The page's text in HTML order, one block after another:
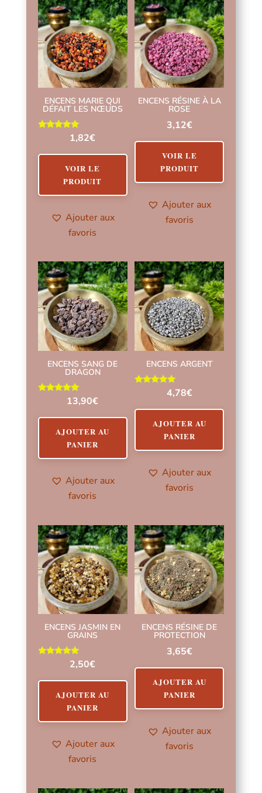
ENCENS MARIE QUI
DÉFAIT LES NŒUDS
1,82€
VOIR LE
PRODUIT
Ajouter aux
favoris
ENCENS RÉSINE À LA
ROSE
3,12€
VOIR LE
PRODUIT
Ajouter aux
favoris
ENCENS SANG DE
DRAGON
13,90€
AJOUTER AU
PANIER
Ajouter aux
favoris
ENCENS ARGENT
4,78€
AJOUTER AU
PANIER
Ajouter aux
favoris
ENCENS JASMIN EN
GRAINS
2,50€
AJOUTER AU
PANIER
Ajouter aux
favoris
ENCENS RÉSINE DE
PROTECTION
3,65€
AJOUTER AU
PANIER
Ajouter aux
favoris